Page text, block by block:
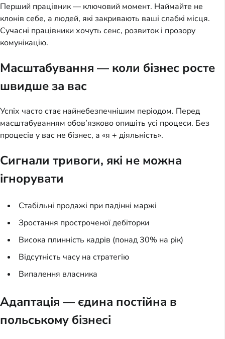
Перший працівник — ключовий момент. Наймайте не
клонів себе, а людей, які закривають ваші слабкі місця.
Сучасні працівники хочуть сенс, розвиток і прозору
комунікацію.
Масштабування — коли бізнес росте
швидше за вас
Успіх часто стає найнебезпечнішим періодом. Перед
масштабуванням обов’язково опишіть усі процеси. Без
процесів у вас не бізнес, а «я + діяльність».
Сигнали тривоги, які не можна
ігнорувати
Стабільні продажі при падінні маржі
Зростання простроченої дебіторки
Висока плинність кадрів (понад 30% на рік)
Відсутність часу на стратегію
Випалення власника
Адаптація — єдина постійна в
польському бізнесі